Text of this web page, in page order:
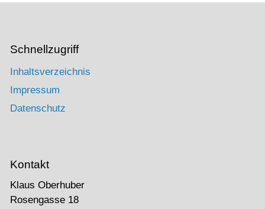
Schnellzugriff
Inhaltsverzeichnis
Impressum
Datenschutz
Kontakt
Klaus Oberhuber
Rosengasse 18